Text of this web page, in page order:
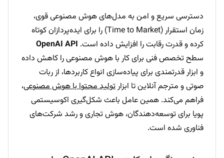
دسترسی سریع و امن به مدل‌های هوش مصنوعی قوی،
زمان استقرار (Time to Market) را برای ایده‌پردازان کوتاه
کرده و قدرت رقابت را افزایش داده است. OpenAI API
سطح تخصص فنی برای کار با هوش مصنوعی را کاهش داده
و ابزار قدرتمندی برای پیاده‌سازی انواع کاربردها، از ربات
صوتی و مترجم آنلاین تا ابزارتولید محتوا با هوش مصنوعی،
فراهم می‌کند. همین عامل باعث شکل‌گیری اکوسیستمی
پویا برای توسعه‌دهندگان، هوش تجاری و رشد شرکت‌های
فناوری شده است.